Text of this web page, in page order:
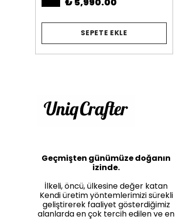
SEPETE EKLE
Geçmişten günümüze doğanın
izinde.
İlkeli, öncü, ülkesine değer katan
Kendi üretim yöntemlerimizi sürekli
geliştirerek faaliyet gösterdiğimiz
alanlarda en çok tercih edilen ve en